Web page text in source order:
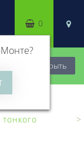
Закрыть
?
0